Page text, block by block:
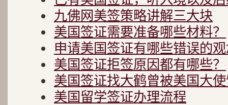
九佛网美签策略讲解三大块
美国签证需要准备哪些材料？
申请美国签证有哪些错误的
美国签证拒签原因都有哪些？
美国签证找大鹤曾被美国大
美国留学签证办理流程